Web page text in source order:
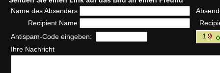
Name des Absenders
Recipient Name
Antispam-Code eingeben:
Ihre Nachricht